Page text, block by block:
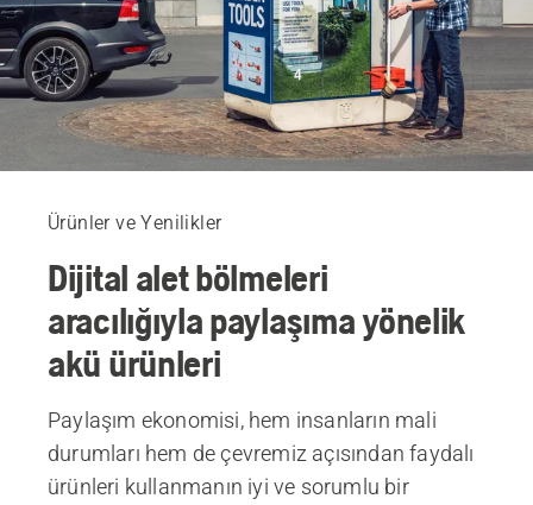
Ürünler ve Yenilikler
Dijital alet bölmeleri
aracılığıyla paylaşıma yönelik
akü ürünleri
Paylaşım ekonomisi, hem insanların mali
durumları hem de çevremiz açısından faydalı
ürünleri kullanmanın iyi ve sorumlu bir